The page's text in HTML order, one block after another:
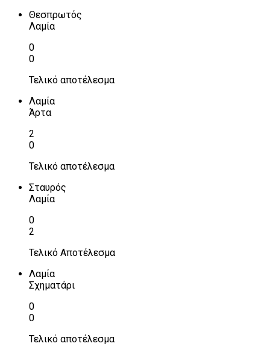
Θεσπρωτός
Λαμία
0
0
Τελικό αποτέλεσμα
Λαμία
Άρτα
2
0
Τελικό αποτέλεσμα
Σταυρός
Λαμία
0
2
Τελικό Αποτέλεσμα
Λαμία
Σχηματάρι
0
0
Τελικό αποτέλεσμα